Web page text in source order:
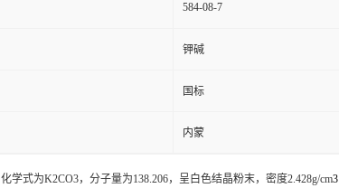
584-08-7
钾碱
国标
内蒙
学式为K2CO3，分子量为138.206，呈白色结晶粉末，密度2.428g/cm3